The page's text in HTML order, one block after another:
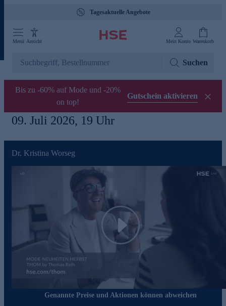
Tagesaktuelle Angebote
Menü Ansicht Mein Konto Warenkorb
Suchen
Bis zu -60% auf Mode und -20%
on top!
Gutschein aktivieren
09. Juli 2026, 19 Uhr
Dr. Kristina Worseg
Play
Genannte Preise und Aktionen können abweichen